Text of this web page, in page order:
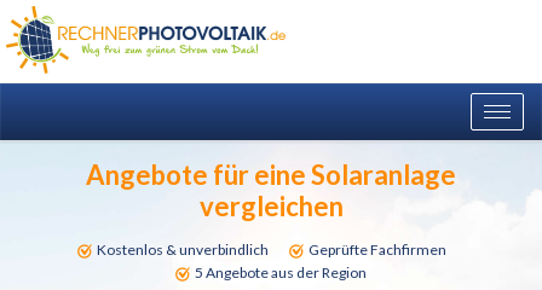
Angebote für eine Solaranlage
vergleichen
Kostenlos & unverbindlich
Geprüfte Fachfirmen
5 Angebote aus der Region